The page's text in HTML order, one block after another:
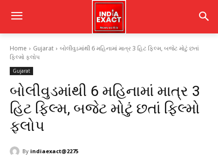
Home Gujarat
બોલીવુડમાંથી 6 મહિનામાં માત્ર 3 હિટ ફિલ્મ, બજેટ મોટું છતાં
ફિલ્મો ફ્લોપ
Gujarat
બોલીવુડમાંથી 6 મહિનામાં માત્ર 3
હિટ ફિલ્મ, બજેટ મોટું છતાં ફિલ્મો
ફ્લોપ
By indiaexact@2275